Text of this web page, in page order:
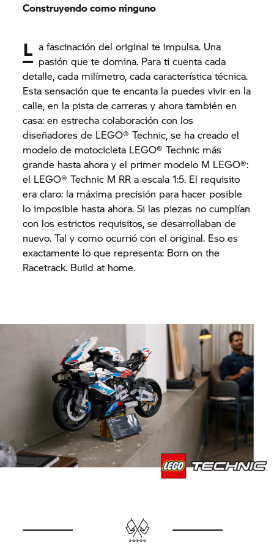
Construyendo como ninguno
L a fascinación del original te impulsa. Una
pasión que te domina. Para ti cuenta cada
detalle, cada milímetro, cada característica técnica.
Esta sensación que te encanta la puedes vivir en la
calle, en la pista de carreras y ahora también en
casa: en estrecha colaboración con los
diseñadores de LEGO® Technic, se ha creado el
modelo de motocicleta LEGO® Technic más
grande hasta ahora y el primer modelo M LEGO®:
el LEGO® Technic M RR a escala 1:5. El requisito
era claro: la máxima precisión para hacer posible
lo imposible hasta ahora. Si las piezas no cumplían
con los estrictos requisitos, se desarrollaban de
nuevo. Tal y como ocurrió con el original. Eso es
exactamente lo que representa: Born on the
Racetrack. Build at home.